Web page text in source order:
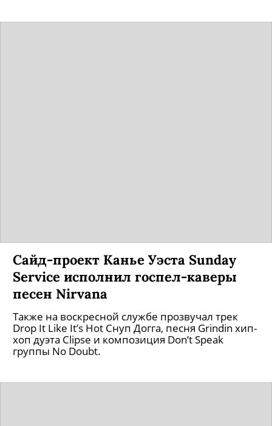
Сайд-проект Канье Уэста Sunday
Service исполнил госпел-каверы
песен Nirvana
Также на воскресной службе прозвучал трек
Drop It Like Itʼs Hot Снуп Догга, песня Grindin хип-
хоп дуэта Clipse и композиция Donʼt Speak
группы No Doubt.